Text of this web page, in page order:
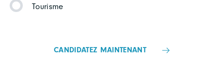
Tourisme
CANDIDATEZ MAINTENANT